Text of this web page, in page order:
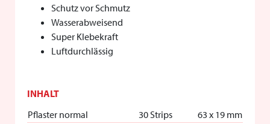
Schutz vor Schmutz
Wasserabweisend
Super Klebekraft
Luftdurchlässig
INHALT
Pflaster normal
30 Strips 63 x 19 mm